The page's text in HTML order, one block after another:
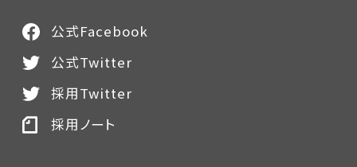
公式Facebook
公式Twitter
採用Twitter
採用ノート